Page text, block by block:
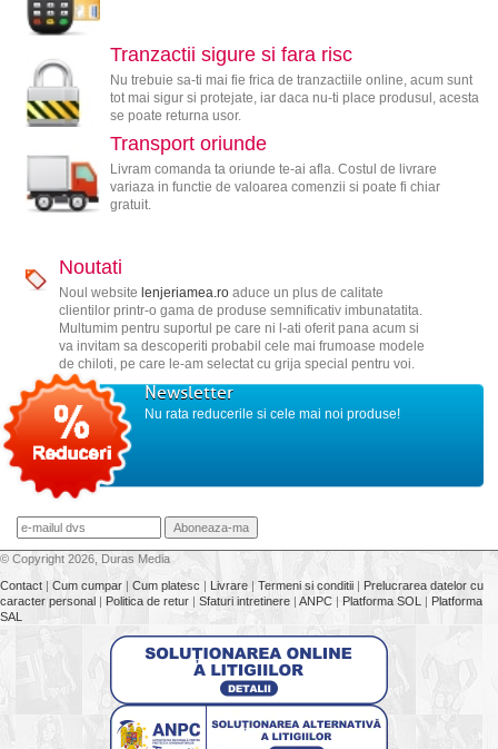
Tranzactii sigure si fara risc
Nu trebuie sa-ti mai fie frica de tranzactiile online, acum sunt
tot mai sigur si protejate, iar daca nu-ti place produsul, acesta
se poate returna usor.
Transport oriunde
Livram comanda ta oriunde te-ai afla. Costul de livrare
variaza in functie de valoarea comenzii si poate fi chiar
gratuit.
Noutati
Noul website lenjeriamea.roaduce un plus de calitate
clientilor printr-o gama de produse semnificativ imbunatatita.
Multumim pentru suportul pe care ni l-ati oferit pana acum si
va invitam sa descoperiti probabil cele mai frumoase modele
de chiloti, pe care le-am selectat cu grija special pentru voi.
Newsletter
Nu rata reducerile si cele mai noi produse!
© Copyright 2026, Duras Media
Contact | Cum cumpar | Cum platesc | Livrare | Termeni si conditii | Prelucrarea datelor cu
caracter personal | Politica de retur | Sfaturi intretinere | ANPC | Platforma SOL | Platforma
SAL